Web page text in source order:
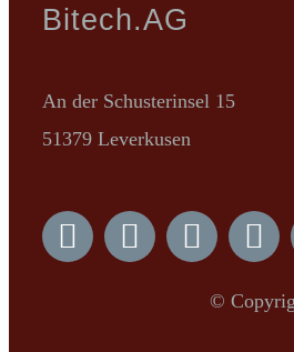
Bitech.AG
An der Schusterinsel 15
51379 Leverkusen
©